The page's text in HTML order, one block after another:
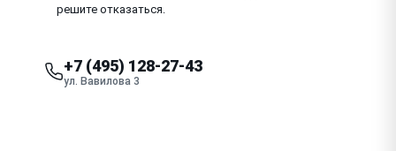
решите отказаться.
+7 (495) 128-27-43
ул. Вавилова 3